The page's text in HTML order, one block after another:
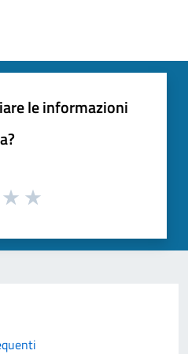
le informazioni